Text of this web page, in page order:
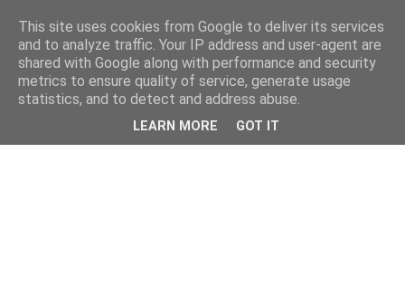
This site uses cookies from Google to deliver its services
and to analyze traffic. Your IP address and user-agent are
shared with Google along with performance and security
metrics to ensure quality of service, generate usage
statistics, and to detect and address abuse.
LEARN MORE GOT IT